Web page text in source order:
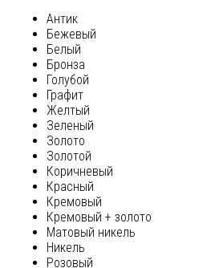
Антик
Бежевый
Белый
Бронза
Голубой
Графит
Желтый
Зеленый
Золото
Золотой
Коричневый
Красный
Кремовый
Кремовый + золото
Матовый никель
Никель
Розовый